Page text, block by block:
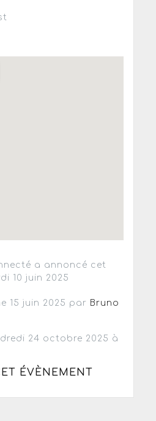
a annoncé cet
10 juin 2025
15 juin 2025 par Bruno
24 octobre 2025 à
ÉVÈNEMENT